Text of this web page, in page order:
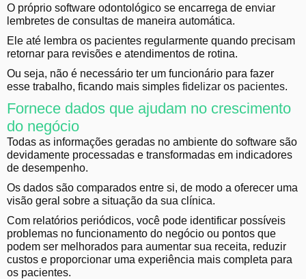
O próprio software odontológico se encarrega de enviar
lembretes de consultas de maneira automática.
Ele até lembra os pacientes regularmente quando precisam
retornar para revisões e atendimentos de rotina.
Ou seja, não é necessário ter um funcionário para fazer
esse trabalho, ficando mais simples fidelizar os pacientes.
Fornece dados que ajudam no crescimento
do negócio
Todas as informações geradas no ambiente do software são
devidamente processadas e transformadas em indicadores
de desempenho.
Os dados são comparados entre si, de modo a oferecer uma
visão geral sobre a situação da sua clínica.
Com relatórios periódicos, você pode identificar possíveis
problemas no funcionamento do negócio ou pontos que
podem ser melhorados para aumentar sua receita, reduzir
custos e proporcionar uma experiência mais completa para
os pacientes.